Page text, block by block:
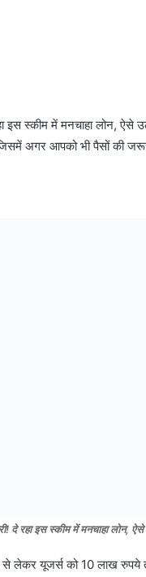
स्कीम में मनचाहा लोन, ऐसे
जिसमें अगर आपको भी पैसों
रहा इस स्कीम में मनचाहा लोन, ऐसे
से लेकर यूजर्स को 10 लाख रुपये